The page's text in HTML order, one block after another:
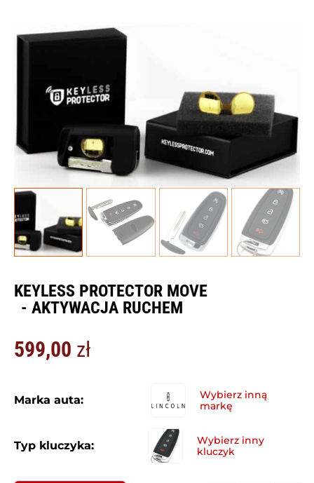
KEYLESS PROTECTOR MOVE
- AKTYWACJA RUCHEM
599,00 zł
Marka auta:
Typ kluczyka: